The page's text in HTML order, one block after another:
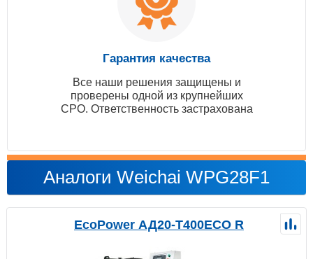
Гарантия качества
Все наши решения защищены и
проверены одной из крупнейших
СРО. Ответственность застрахована
Аналоги Weichai WPG28F1
EcoPower АД20-T400ECO R